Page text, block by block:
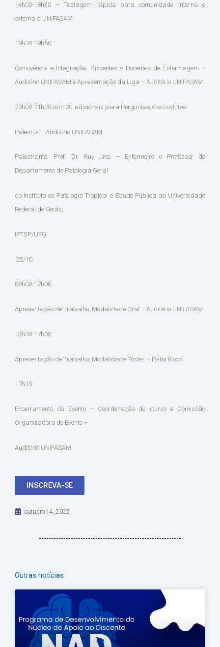
14h00-18h30 – Testagem rápida para comunidade interna e
externa à UNIFASAM.
19h00-19h50:
Convivência e Integração: Discentes e Docentes de Enfermagem –
Auditório UNIFASAM e Apresentação da Liga – Auditório UNIFASAM
20h00-21h20 com 20’ adicionais para Perguntas dos ouvintes:
Palestra – Auditório UNIFASAM
Palestrante: Prof. Dr. Ruy Lino – Enfermeiro e Professor do
Departamento de Patologia Geral
do Instituto de Patologia Tropical e Saúde Pública da Universidade
Federal de Goiás,
IPTSP/UFG.
22/10
08h00-12h00:
Apresentação de Trabalho, Modalidade Oral – Auditório UNIFASAM
13h00-17h00:
Apresentação de Trabalho, Modalidade Pôster – Pátio Bloco I
17h15:
Encerramento do Evento – Coordenação do Curso e Comissão
Organizadora do Evento –
Auditório UNIFASAM
INSCREVA-SE
outubro 14, 2022
Outras notícias
PáginaPágina